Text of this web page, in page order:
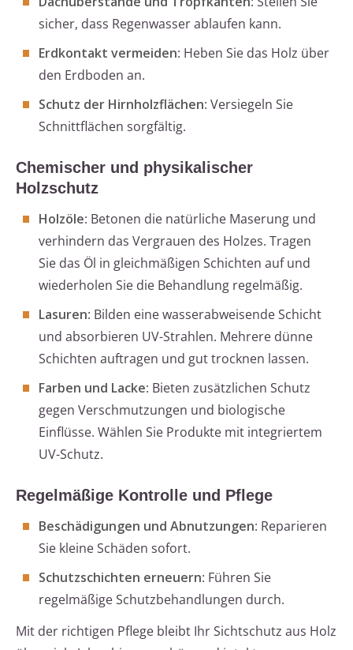
sicher, dass Regenwasser ablaufen kann.
Erdkontakt vermeiden: Heben Sie das Holz über
den Erdboden an.
Schutz der Hirnholzflächen: Versiegeln Sie
Schnittflächen sorgfältig.
Chemischer und physikalischer
Holzschutz
Holzöle: Betonen die natürliche Maserung und
verhindern das Vergrauen des Holzes. Tragen
Sie das Öl in gleichmäßigen Schichten auf und
wiederholen Sie die Behandlung regelmäßig.
Lasuren: Bilden eine wasserabweisende Schicht
und absorbieren UV-Strahlen. Mehrere dünne
Schichten auftragen und gut trocknen lassen.
Farben und Lacke: Bieten zusätzlichen Schutz
gegen Verschmutzungen und biologische
Einflüsse. Wählen Sie Produkte mit integriertem
UV-Schutz.
Regelmäßige Kontrolle und Pflege
Beschädigungen und Abnutzungen: Reparieren
Sie kleine Schäden sofort.
Schutzschichten erneuern: Führen Sie
regelmäßige Schutzbehandlungen durch.
Mit der richtigen Pflege bleibt Ihr Sichtschutz aus Holz